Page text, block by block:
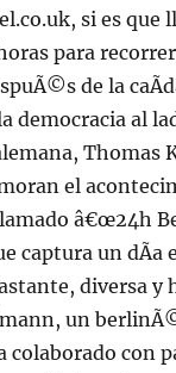
si es que
para
de la
democracia al
Thomas
el
â€œ24h
captura un dÃ­a
diversa y
un
colaborado con